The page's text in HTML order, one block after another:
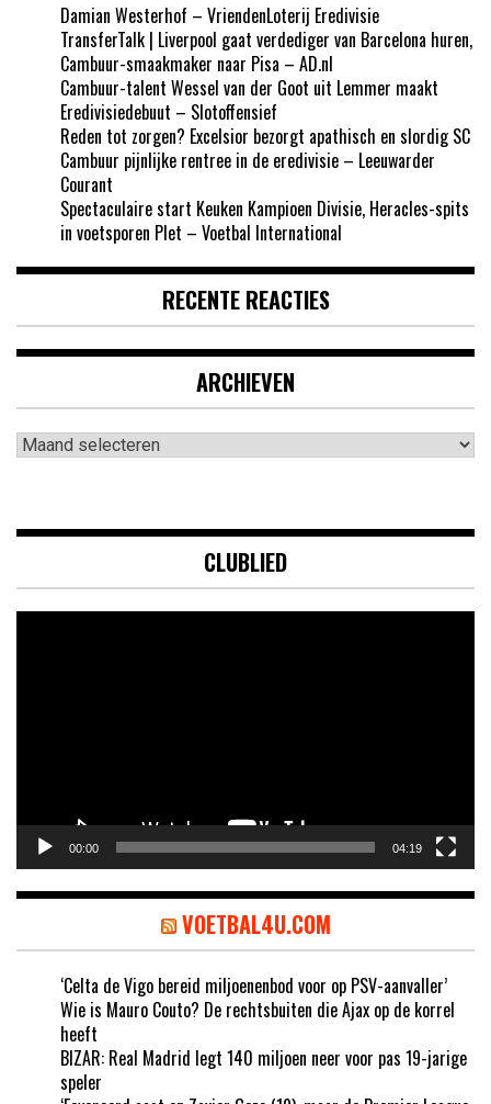
Damian Westerhof – VriendenLoterij Eredivisie
TransferTalk | Liverpool gaat verdediger van Barcelona huren,
Cambuur-smaakmaker naar Pisa – AD.nl
Cambuur-talent Wessel van der Goot uit Lemmer maakt
Eredivisiedebuut – Slotoffensief
Reden tot zorgen? Excelsior bezorgt apathisch en slordig SC
Cambuur pijnlijke rentree in de eredivisie – Leeuwarder
Courant
Spectaculaire start Keuken Kampioen Divisie, Heracles-spits
in voetsporen Plet – Voetbal International
RECENTE REACTIES
ARCHIEVEN
Archieven
CLUBLIED
00:00 04:19
VOETBAL4U.COM
‘Celta de Vigo bereid miljoenenbod voor op PSV-aanvaller’
Wie is Mauro Couto? De rechtsbuiten die Ajax op de korrel
heeft
BIZAR: Real Madrid legt 140 miljoen neer voor pas 19-jarige
speler